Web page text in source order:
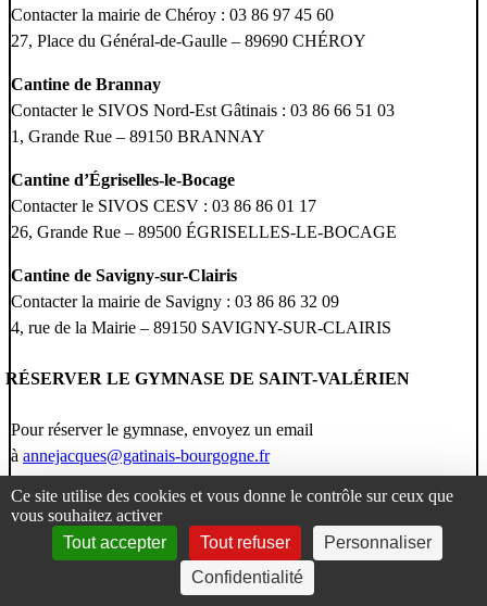
Ce site utilise des cookies et vous donne le contrôle sur ceux que
vous souhaitez activer
Tout accepter
Tout refuser
Personnaliser
Confidentialité
Contacter la mairie de Chéroy : 03 86 97 45 60
27, Place du Général-de-Gaulle – 89690 CHÉROY
Cantine de Brannay
Contacter le SIVOS Nord-Est Gâtinais : 03 86 66 51 03
1, Grande Rue – 89150 BRANNAY
Cantine d’Égriselles-le-Bocage
Contacter le SIVOS CESV : 03 86 86 01 17
26, Grande Rue – 89500 ÉGRISELLES-LE-BOCAGE
Cantine de Savigny-sur-Clairis
Contacter la mairie de Savigny : 03 86 86 32 09
4, rue de la Mairie – 89150 SAVIGNY-SUR-CLAIRIS
RÉSERVER LE GYMNASE DE SAINT-VALÉRIEN
Pour réserver le gymnase, envoyez un email
à annejacques@gatinais-bourgogne.fr
TROUVER UNE ASSOCIATION LOCALE
Vous pouvez consulter la liste complète des associations locales sur